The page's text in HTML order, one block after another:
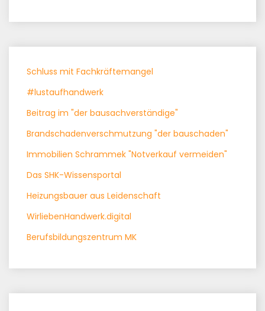
Schluss mit Fachkräftemangel
#lustaufhandwerk
Beitrag im "der bausachverständige"
Brandschadenverschmutzung "der bauschaden"
Immobilien Schrammek "Notverkauf vermeiden"
Das SHK-Wissensportal
Heizungsbauer aus Leidenschaft
WirliebenHandwerk.digital
Berufsbildungszentrum MK